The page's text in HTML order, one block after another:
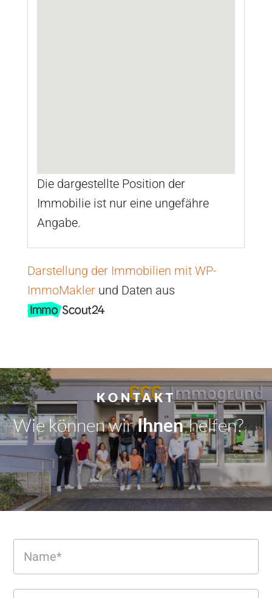
Die dargestellte Position der
Immobilie ist nur eine ungefähre
Angabe.
Darstellung der Immobilien mit WP-
ImmoMaklerund Daten aus
KONTAKT
Wie können wirDir|helfen?